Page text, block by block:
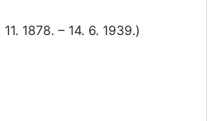
1878. – 14. 6. 1939.)